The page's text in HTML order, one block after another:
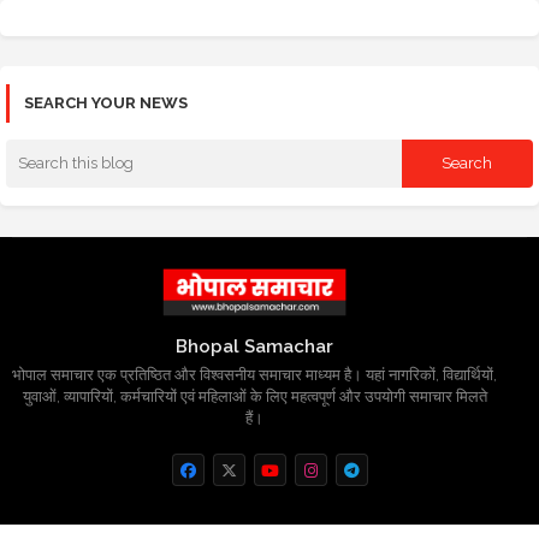
SEARCH YOUR NEWS
Bhopal Samachar
भोपाल समाचार एक प्रतिष्ठित और विश्वसनीय समाचार माध्यम है। यहां नागरिकों, विद्यार्थियों,
युवाओं, व्यापारियों, कर्मचारियों एवं महिलाओं के लिए महत्वपूर्ण और उपयोगी समाचार मिलते
हैं।